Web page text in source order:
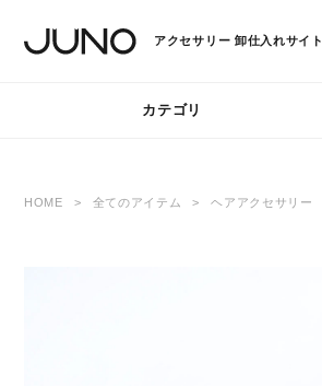
アクセサリー 卸仕入れサイト
カテゴリ
HOME 全てのアイテム ヘアアクセサリー